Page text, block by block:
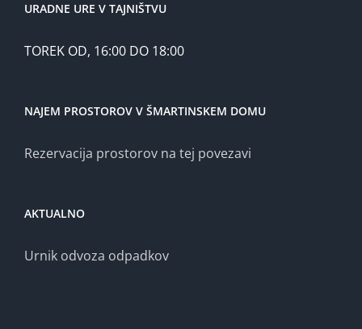
URADNE URE V TAJNIŠTVU
TOREK OD, 16:00 DO 18:00
NAJEM PROSTOROV V ŠMARTINSKEM DOMU
Rezervacija prostorov na tej povezavi
AKTUALNO
Urnik odvoza odpadkov